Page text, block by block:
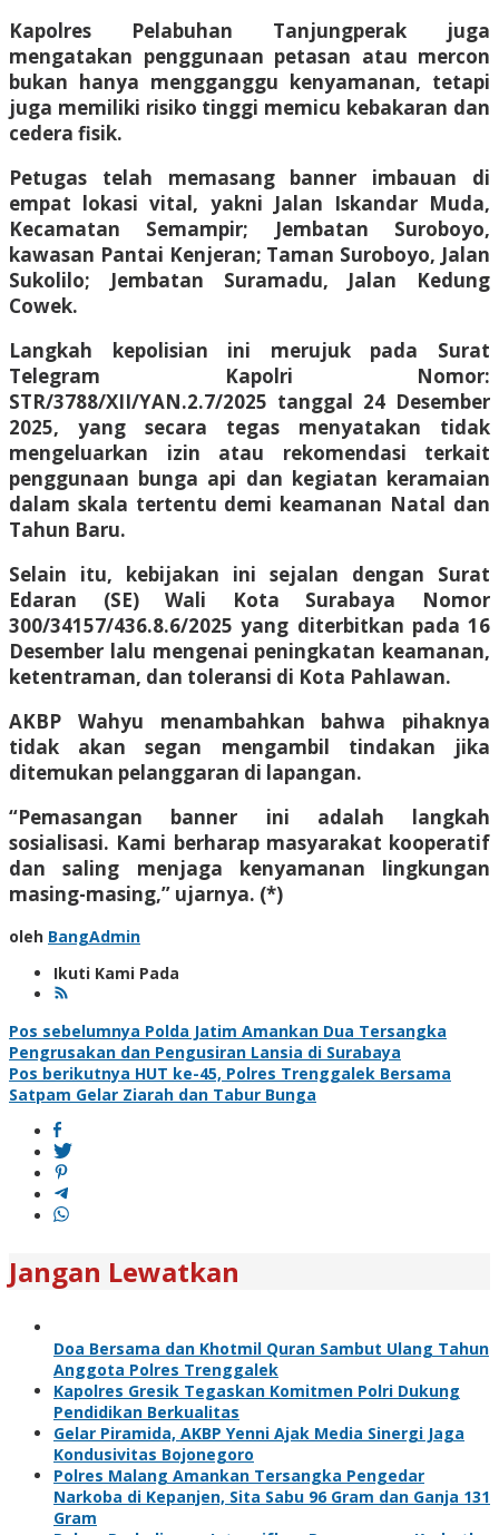
Kapolres Pelabuhan Tanjungperak juga
mengatakan penggunaan petasan atau mercon
bukan hanya mengganggu kenyamanan, tetapi
juga memiliki risiko tinggi memicu kebakaran dan
cedera fisik.
Petugas telah memasang banner imbauan di
empat lokasi vital, yakni Jalan Iskandar Muda,
Kecamatan Semampir; Jembatan Suroboyo,
kawasan Pantai Kenjeran; Taman Suroboyo, Jalan
Sukolilo; Jembatan Suramadu, Jalan Kedung
Cowek.
Langkah kepolisian ini merujuk pada Surat
Telegram Kapolri Nomor:
STR/3788/XII/YAN.2.7/2025 tanggal 24 Desember
2025, yang secara tegas menyatakan tidak
mengeluarkan izin atau rekomendasi terkait
penggunaan bunga api dan kegiatan keramaian
dalam skala tertentu demi keamanan Natal dan
Tahun Baru.
Selain itu, kebijakan ini sejalan dengan Surat
Edaran (SE) Wali Kota Surabaya Nomor
300/34157/436.8.6/2025 yang diterbitkan pada 16
Desember lalu mengenai peningkatan keamanan,
ketentraman, dan toleransi di Kota Pahlawan.
AKBP Wahyu menambahkan bahwa pihaknya
tidak akan segan mengambil tindakan jika
ditemukan pelanggaran di lapangan.
“Pemasangan banner ini adalah langkah
sosialisasi. Kami berharap masyarakat kooperatif
dan saling menjaga kenyamanan lingkungan
masing-masing,” ujarnya. (*)
oleh BangAdmin
Ikuti Kami Pada
Navigasi
pos
Pos sebelumnya Polda Jatim Amankan Dua Tersangka
Pengrusakan dan Pengusiran Lansia di Surabaya
Pos berikutnya HUT ke-45, Polres Trenggalek Bersama
Satpam Gelar Ziarah dan Tabur Bunga
Jangan Lewatkan
Doa Bersama dan Khotmil Quran Sambut Ulang Tahun
Anggota Polres Trenggalek
Kapolres Gresik Tegaskan Komitmen Polri Dukung
Pendidikan Berkualitas
Gelar Piramida, AKBP Yenni Ajak Media Sinergi Jaga
Kondusivitas Bojonegoro
Polres Malang Amankan Tersangka Pengedar
Narkoba di Kepanjen, Sita Sabu 96 Gram dan Ganja 131
Gram